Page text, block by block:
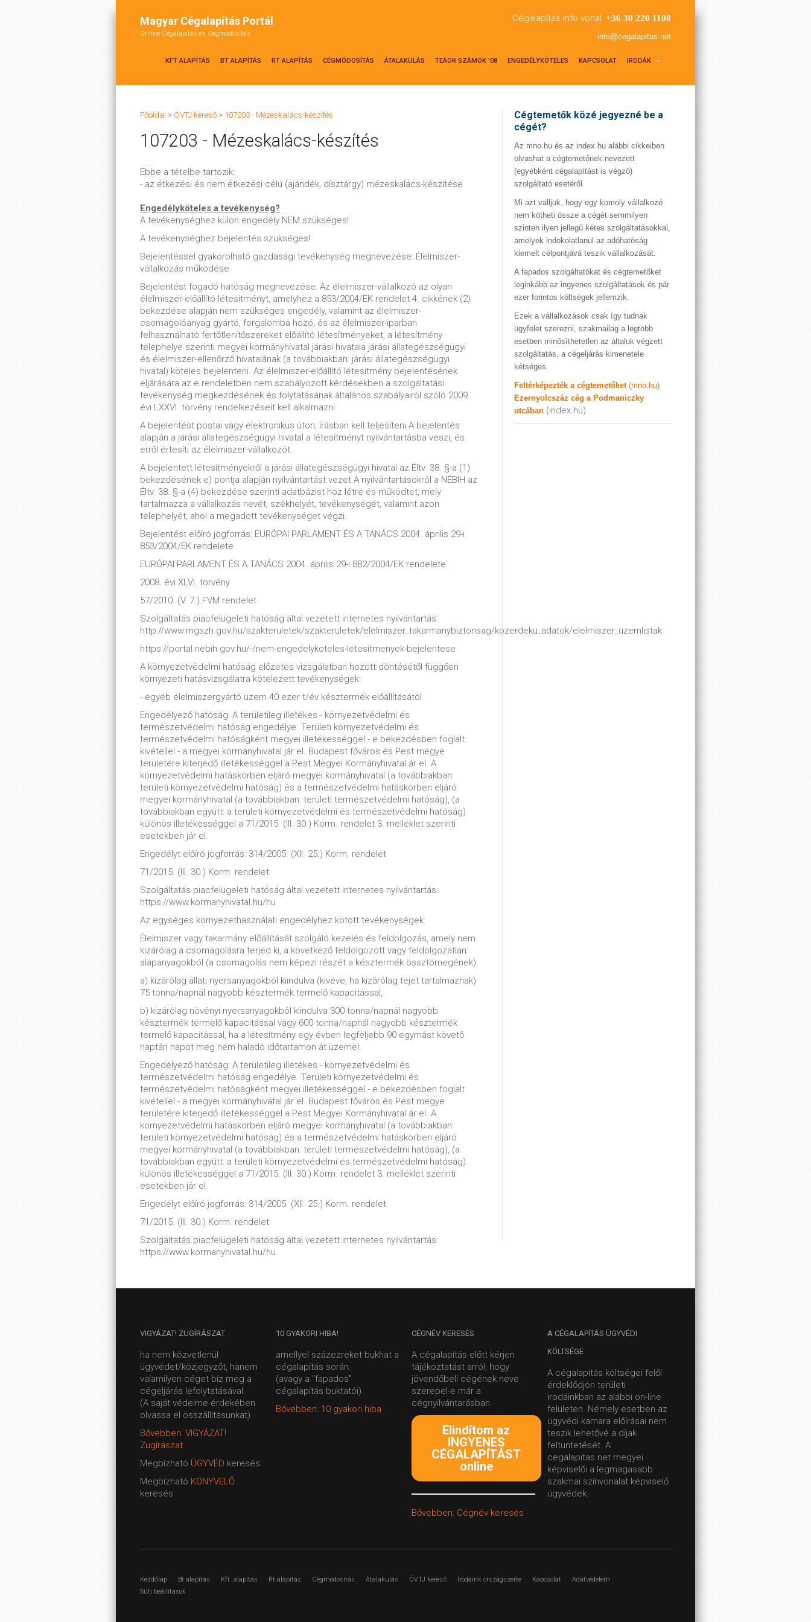
Magyar Cégalapítás Portál
Online Cégalapítás és Cégmódosítás
Cégalapítás info vonal: +36 30 220 1100
info@cegalapitas.net
KFT ALAPÍTÁS BT ALAPÍTÁS RT ALAPÍTÁS CÉGMÓDOSÍTÁS ÁTALAKULÁS TEÁOR SZÁMOK '08 ENGEDÉLYKÖTELES KAPCSOLAT IRODÁK
Főoldal > ÖVTJ kereső > 107203 - Mézeskalács-készítés
107203 - Mézeskalács-készítés
Ebbe a tételbe tartozik:
- az étkezési és nem étkezési célú (ajándék, dísztárgy) mézeskalács-készítése
Engedélyköteles a tevékenység?
A tevékenységhez külön engedély NEM szükséges!
A tevékenységhez bejelentés szükséges!
Bejelentéssel gyakorolható gazdasági tevékenység megnevezése: Élelmiszer-
vállalkozás működése
Bejelentést fogadó hatóság megnevezése: Az élelmiszer-vállalkozó az olyan
élelmiszer-előállító létesítményt, amelyhez a 853/2004/EK rendelet 4. cikkének (2)
bekezdése alapján nem szükséges engedély, valamint az élelmiszer-
csomagolóanyag gyártó, forgalomba hozó, és az élelmiszer-iparban
felhasználható fertőtlenítőszereket előállító létesítményeket, a létesítmény
telephelye szerinti megyei kormányhivatal járási hivatala járási állategészségügyi
és élelmiszer-ellenőrző hivatalának (a továbbiakban: járási állategészségügyi
hivatal) köteles bejelenteni. Az élelmiszer-előállító létesítmény bejelentésének
eljárására az e rendeletben nem szabályozott kérdésekben a szolgáltatási
tevékenység megkezdésének és folytatásának általános szabályairól szóló 2009.
évi LXXVI. törvény rendelkezéseit kell alkalmazni.
A bejelentést postai vagy elektronikus úton, írásban kell teljesíteni.A bejelentés
alapján a járási állategészségügyi hivatal a létesítményt nyilvántartásba veszi, és
erről értesíti az élelmiszer-vállalkozót.
A bejelentett létesítményekről a járási állategészségügyi hivatal az Éltv. 38. §-a (1)
bekezdésének e) pontja alapján nyilvántartást vezet.A nyilvántartásokról a NÉBIH az
Éltv. 38. §-a (4) bekezdése szerinti adatbázist hoz létre és működtet, mely
tartalmazza a vállalkozás nevét, székhelyét, tevékenységét, valamint azon
telephelyét, ahol a megadott tevékenységet végzi.
Bejelentést előíró jogforrás: EURÓPAI PARLAMENT ÉS A TANÁCS 2004. április 29-i
853/2004/EK rendelete
EURÓPAI PARLAMENT ÉS A TANÁCS 2004. április 29-i 882/2004/EK rendelete
2008. évi XLVI. törvény
57/2010. (V. 7.) FVM rendelet
Szolgáltatás piacfelügeleti hatóság által vezetett internetes nyilvántartás:
http://www.mgszh.gov.hu/szakteruletek/szakteruletek/elelmiszer_takarmanybiztonsag/kozerdeku_adatok/elelmiszer_uzemlistak
https://portal.nebih.gov.hu/-/nem-engedelykoteles-letesitmenyek-bejelentese
A környezetvédelmi hatóság előzetes vizsgálatban hozott döntésétől függően
környezeti hatásvizsgálatra kötelezett tevékenységek:
- egyéb élelmiszergyártó üzem 40 ezer t/év késztermék előállításától
Engedélyező hatóság: A területileg illetékes - környezetvédelmi és
természetvédelmi hatóság engedélye. Területi környezetvédelmi és
természetvédelmi hatóságként megyei illetékességgel - e bekezdésben foglalt
kivétellel - a megyei kormányhivatal jár el. Budapest főváros és Pest megye
területére kiterjedő illetékességgel a Pest Megyei Kormányhivatal ár el. A
környezetvédelmi hatáskörben eljáró megyei kormányhivatal (a továbbiakban:
területi környezetvédelmi hatóság) és a természetvédelmi hatáskörben eljáró
megyei kormányhivatal (a továbbiakban: területi természetvédelmi hatóság), (a
továbbiakban együtt: a területi környezetvédelmi és természetvédelmi hatóság)
különös illetékességgel a 71/2015. (III. 30.) Korm. rendelet 3. melléklet szerinti
esetekben jár el.
Engedélyt előíró jogforrás: 314/2005. (XII. 25.) Korm. rendelet
71/2015. (III. 30.) Korm. rendelet
Szolgáltatás piacfelügeleti hatóság által vezetett internetes nyilvántartás:
https://www.kormanyhivatal.hu/hu
Az egységes környezethasználati engedélyhez kötött tevékenységek:
Élelmiszer vagy takarmány előállítását szolgáló kezelés és feldolgozás, amely nem
kizárólag a csomagolásra terjed ki, a következő feldolgozott vagy feldolgozatlan
alapanyagokból (a csomagolás nem képezi részét a késztermék össztömegének):
a) kizárólag állati nyersanyagokból kiindulva (kivéve, ha kizárólag tejet tartalmaznak)
75 tonna/napnál nagyobb késztermék termelő kapacitással,
b) kizárólag növényi nyersanyagokból kiindulva 300 tonna/napnál nagyobb
késztermék termelő kapacitással vagy 600 tonna/napnál nagyobb késztermék
termelő kapacitással, ha a létesítmény egy évben legfeljebb 90 egymást követő
naptári napot meg nem haladó időtartamon át üzemel.
Engedélyező hatóság: A területileg illetékes - környezetvédelmi és
természetvédelmi hatóság engedélye. Területi környezetvédelmi és
természetvédelmi hatóságként megyei illetékességgel - e bekezdésben foglalt
kivétellel - a megyei kormányhivatal jár el. Budapest főváros és Pest megye
területére kiterjedő illetékességgel a Pest Megyei Kormányhivatal ár el. A
környezetvédelmi hatáskörben eljáró megyei kormányhivatal (a továbbiakban:
területi környezetvédelmi hatóság) és a természetvédelmi hatáskörben eljáró
megyei kormányhivatal (a továbbiakban: területi természetvédelmi hatóság), (a
továbbiakban együtt: a területi környezetvédelmi és természetvédelmi hatóság)
különös illetékességgel a 71/2015. (III. 30.) Korm. rendelet 3. melléklet szerinti
esetekben jár el.
Engedélyt előíró jogforrás: 314/2005. (XII. 25.) Korm. rendelet
71/2015. (III. 30.) Korm. rendelet
Szolgáltatás piacfelügeleti hatóság által vezetett internetes nyilvántartás:
https://www.kormanyhivatal.hu/hu
Cégtemetők közé jegyezné be a
cégét?
Az mno.hu és az index.hu alábbi cikkeiben
olvashat a cégtemetőnek nevezett
(egyébként cégalapítást is végző)
szolgáltató esetéről.
Mi azt valljuk, hogy egy komoly vállalkozó
nem kötheti össze a cégét semmilyen
szinten ilyen jellegű kétes szolgáltatásokkal,
amelyek indokolatlanul az adóhatóság
kiemelt célpontjává teszik vállalkozását.
A fapados szolgáltatókat és cégtemetőket
leginkább az ingyenes szolgáltatások és pár
ezer forintos költségek jellemzik.
Ezek a vállalkozások csak így tudnak
ügyfelet szerezni, szakmailag a legtöbb
esetben minősíthetetlen az általuk végzett
szolgáltatás, a cégeljárás kimenetele
kétséges.
Feltérképezték a cégtemetőket (mno.hu)
Ezernyolcszáz cég a Podmaniczky
utcában (index.hu)
VIGYÁZAT! ZUGÍRÁSZAT
ha nem közvetlenül
ügyvédet/közjegyzőt, hanem
valamilyen céget bíz meg a
cégeljárás lefolytatásával.
(A saját védelme érdekében
olvassa el összállításunkat)
Bővebben: VIGYÁZAT!
Zugírászat
Megbízható ÜGYVÉD keresés
Megbízható KÖNYVELŐ
keresés
10 GYAKORI HIBA!
amellyel százezreket bukhat a
cégalapítás során.
(avagy a "fapados"
cégalapítás buktatói)
Bővebben: 10 gyakori hiba
CÉGNÉV KERESÉS
A cégalapítás előtt kérjen
tájékoztatást arról, hogy
jövendőbeli cégének neve
szerepel-e már a
cégnyilvántarásban.
Elindítom az
INGYENES
CÉGALAPÍTÁST
online
Bővebben: Cégnév keresés
A CÉGALAPÍTÁS ÜGYVÉDI
KÖLTSÉGE
A cégalapítás költségei felől
érdeklődjön területi
irodáinkban az alábbi on-line
felületen. Némely esetben az
ügyvédi kamara előírásai nem
teszik lehetővé a díjak
feltüntetését. A
cegalapitas.net megyei
képviselői a legmagasabb
szakmai színvonalat képviselő
ügyvédek.
Kezdőlap Bt alapítás Kft. alapítás Rt alapítás Cégmódosítás Átalakulás ÖVTJ kereső Irodáink országszerte Kapcsolat
Adatvédelem
Süti beállítások